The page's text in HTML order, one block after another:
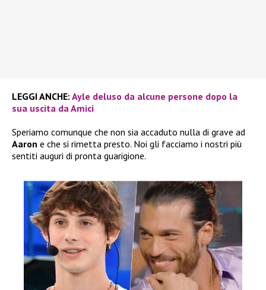
LEGGI ANCHE: Ayle deluso da alcune persone dopo la
sua uscita da Amici
Speriamo comunque che non sia accaduto nulla di grave ad
Aaron e che si rimetta presto. Noi gli facciamo i nostri più
sentiti auguri di pronta guarigione.